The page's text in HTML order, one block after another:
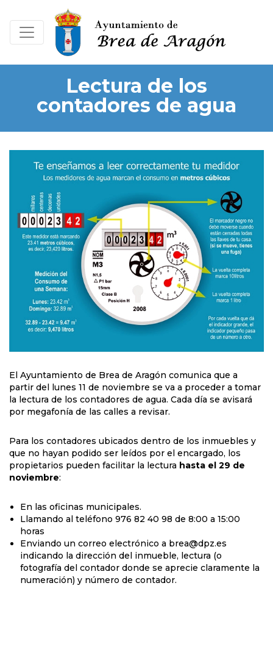
Lectura de los
contadores de agua
El Ayuntamiento de Brea de Aragón comunica que a
partir del lunes 11 de noviembre se va a proceder a tomar
la lectura de los contadores de agua. Cada día se avisará
por megafonía de las calles a revisar.
Para los contadores ubicados dentro de los inmuebles y
que no hayan podido ser leídos por el encargado, los
propietarios pueden facilitar la lectura hasta el 29 de
noviembre:
En las oficinas municipales.
Llamando al teléfono 976 82 40 98 de 8:00 a 15:00
horas
Enviando un correo electrónico a brea@dpz.es
indicando la dirección del inmueble, lectura (o
fotografía del contador donde se aprecie claramente la
numeración) y número de contador.